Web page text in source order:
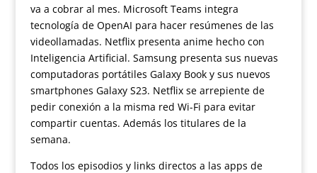
va a cobrar al mes. Microsoft Teams integra
tecnología de OpenAI para hacer resúmenes de las
videollamadas. Netflix presenta anime hecho con
Inteligencia Artificial. Samsung presenta sus nuevas
computadoras portátiles Galaxy Book y sus nuevos
smartphones Galaxy S23. Netflix se arrepiente de
pedir conexión a la misma red Wi-Fi para evitar
compartir cuentas. Además los titulares de la
semana.
Todos los episodios y links directos a las apps de